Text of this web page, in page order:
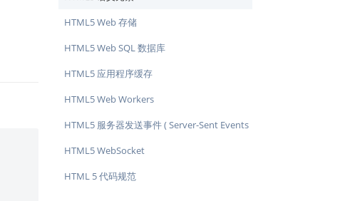
HTML5 Web 存储
HTML5 Web SQL 数据库
HTML5 应用程序缓存
HTML5 Web Workers
HTML5 服务器发送事件 ( Server-Sent Events
)HTML5 WebSocket
HTML 5 代码规范